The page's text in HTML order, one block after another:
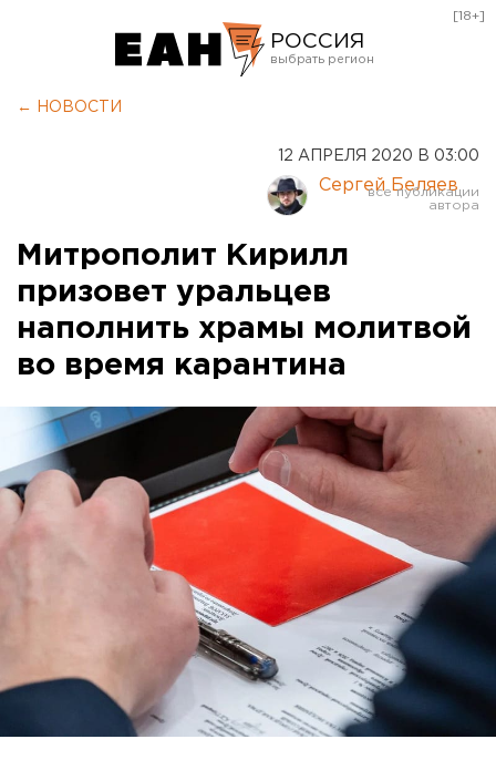
РОССИЯ
Курган
Оренбург
[18+]
← НОВОСТИ
12 АПРЕЛЯ 2020 В 03:00
Сергей Беляев
Митрополит Кирилл
призовет уральцев
наполнить храмы молитвой
во время карантина